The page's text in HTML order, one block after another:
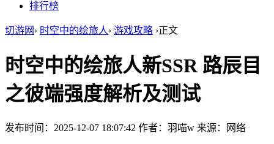
排行榜
切游网 › 时空中的绘旅人› 游戏攻略 ›正文
时空中的绘旅人新SSR 路辰目
之彼端强度解析及测试
发布时间：2025-12-07 18:07:42 作者：羽喵w 来源：网络